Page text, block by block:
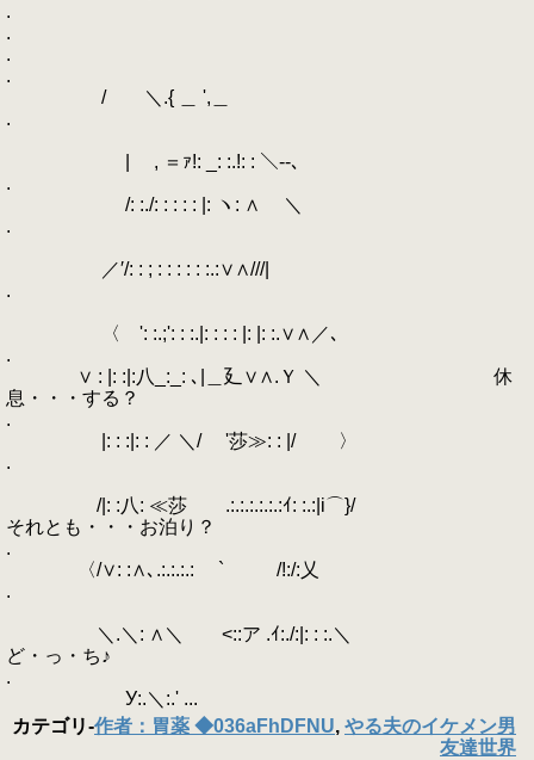
.
.
.
.
/ ＼.{ ＿ ',＿
.
| , ＝ｧ!: _: :.!: : ＼--､
.
/: :./: : : : : |: ヽ: ∧ ＼
.
／′/: : ; : : : : : :.:∨∧///|
.
〈 ': :.;': : :.|: : : : |: |: :.∨∧／､
.
∨ : |: :|:八_:_: ､|＿廴∨∧.Ｙ ＼ 休
息・・・する？
.
|: : :|: : ／ ＼/ '莎≫: : |/ 〉
.
/|: :八: ≪莎 .:.:.:.:.:.:ｲ: :.:|i⌒}/
それとも・・・お泊り？
.
〈/∨: :∧､.:.:.:.: ` /!:/:乂
.
＼.＼: ∧＼ <::ア .ｲ:./:|: : :.＼
ど・っ・ち♪
.
У:.＼:.' ...
カテゴリ-作者：胃薬 ◆036aFhDFNU, やる夫のイケメン男
友達世界